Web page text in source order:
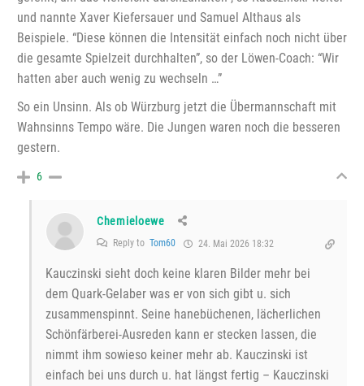
und nannte Xaver Kiefersauer und Samuel Althaus als
Beispiele. “Diese können die Intensität einfach noch nicht über
die gesamte Spielzeit durchhalten”, so der Löwen-Coach: “Wir
hatten aber auch wenig zu wechseln …”
So ein Unsinn. Als ob Würzburg jetzt die Übermannschaft mit
Wahnsinns Tempo wäre. Die Jungen waren noch die besseren
gestern.
6
Chemieloewe
Reply to Tom60 24. Mai 2026 18:32
Kauczinski sieht doch keine klaren Bilder mehr bei
dem Quark-Gelaber was er von sich gibt u. sich
zusammenspinnt. Seine hanebüchenen, lächerlichen
Schönfärberei-Ausreden kann er stecken lassen, die
nimmt ihm sowieso keiner mehr ab. Kauczinski ist
einfach bei uns durch u. hat längst fertig – Kauczinski